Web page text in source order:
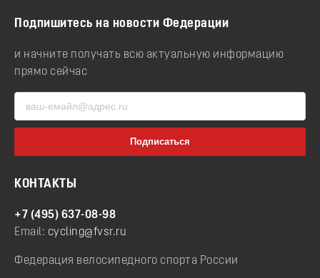
Подпишитесь на новости Федерации
и начните получать всю актуальную информацию
прямо сейчас
КОНТАКТЫ
+7 (495) 637-08-98
Email: cycling@fvsr.ru
Федерация велосипедного спорта России